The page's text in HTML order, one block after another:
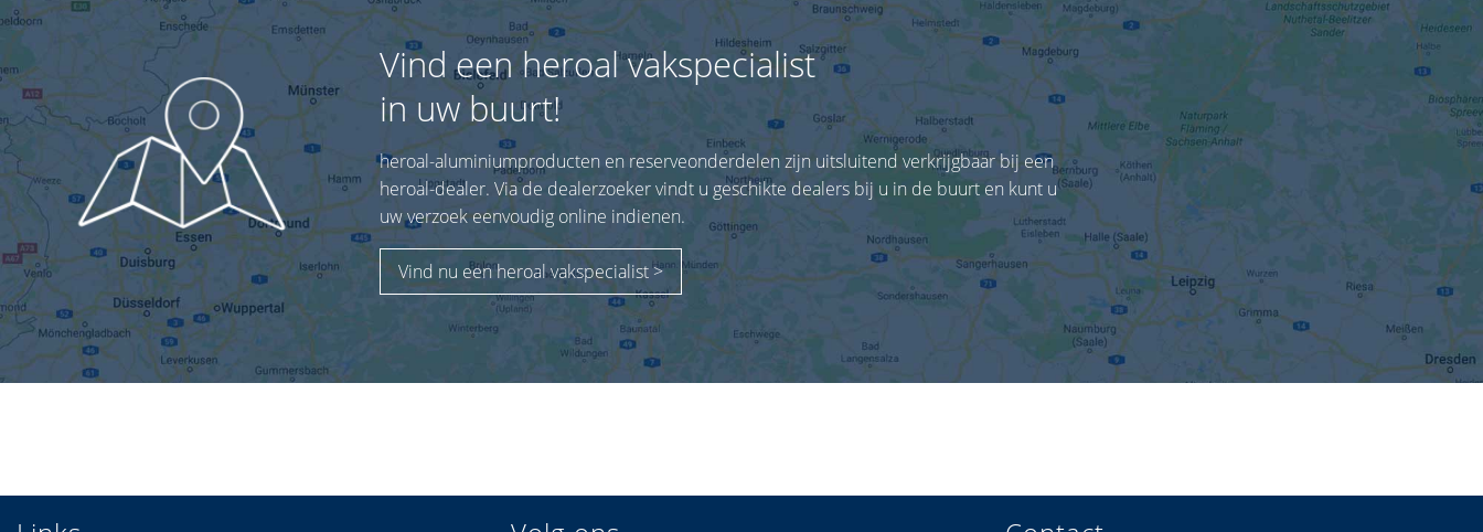
Vind een heroal vakspecialist
in uw buurt!
heroal-aluminiumproducten en reserveonderdelen zijn uitsluitend verkrijgbaar bij een
heroal-dealer. Via de dealerzoeker vindt u geschikte dealers bij u in de buurt en kunt u
uw verzoek eenvoudig online indienen.
Vind nu een heroal vakspecialist >